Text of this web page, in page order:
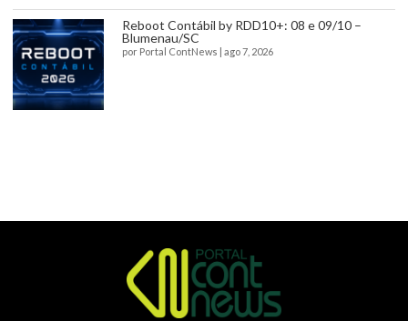
Reboot Contábil by RDD10+: 08 e 09/10 –
Blumenau/SC
por Portal ContNews ago 7, 2026